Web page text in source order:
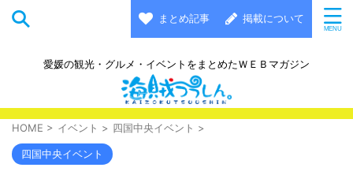
まとめ記事 掲載について
愛媛の観光・グルメ・イベントをまとめたＷＥＢマガジン
HOME > イベント > 四国中央イベント >
四国中央イベント